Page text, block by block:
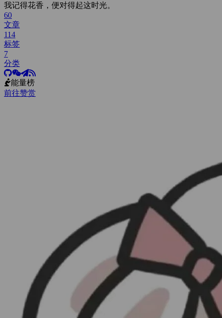
我记得花香，便对得起这时光。
60
文章
114
标签
7
分类
能量榜
前往赞赏